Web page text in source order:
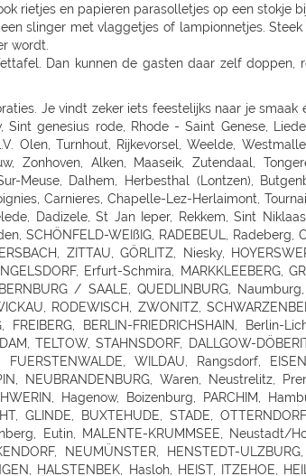
rietjes en papieren parasolletjes op een stokje
slinger met vlaggetjes of lampionnetjes.
wordt.
Dan kunnen de gasten daar zelf doppen,
UMSTADT, WIESBADEN-BIEBRICH, Wiesbaden, Ruesselsheim, IDSTEIN, DIEZ, Kelkheim, Frankfurt am Main, St. Ingbert, MERZIG-BALLERN, LANDSTUHL, Bad Duerkheim, GRÜNSTADT, KAISERSLAUTERN, MANNHEIM, HEIDELBERG, WIESLOCH, Weinheim, STUTTGART 40 (ZUFFENHAUSEN), STUTTGART (DEGERLOCH), FELLBACH, LEINFELDEN-ECHTERDING, SINDELFINGEN, HERRENBERG, LEONBERG, LEONBERG 1, Ditzingen, Weil der Stadt, RUTESHEIM, Winnenden, BACKNANG, Murrhardt, LUDWIGSBURG, VAIHINGEN-ENZ, MÖGLINGEN, TUBINGEN, Mössingen, NAGOLD, Altensteig, BALINGEN, HECHINGEN, SIGMARINGEN, METZINGEN, BAD URACH, REUTLINGEN, PFULLINGEN, GOEPPINGEN, KIRCHHEIM/TECK, KIRCHHEIM / TECK, GEISLINGEN, AALEN, ELLWANGEN, SCHWABISCH GMUEND, SCHWÄBISCH GMÜND, SCHORNDORF, ESSLINGEN, HEILBRONN, NECKARSULM, WEINSBERG, WIDDERN, BIETIGHEIM-BISSINGEN, BRACKENHEIM, LAUFFEN, HESSIGHEIM, Gaildorf, SCHWABISCH HALL, ÖHRINGEN, BUCHEN, Bad Rappenau, BRETTEN, PFORZHEIM, KARLSRUHE GRÖTZINGEN, SINZHEIM, BRUCHSAL, LANDAU, OFFENBURG, KEHL, Bühl, LAHR, SINGEN, HILZINGEN, KONSTANZ, INSEL MAINAU, ROTTWEIL, FREIBURG, BREISACH, Ehrenkirchen, EMMENDINGEN, RHEINFELDEN, SCHOPFHEIM, WEHR-BRENNET, BAD SÄCKINGEN, WALDSHUT-TIENGEN, Klettgau, Wutöschingen-Schwerzen, München, MUENCHEN, MÜNCHEN 60 (OBERMENZING), Muenchen-Daglfing, UNTERHACHING, GERMERING, BUCHENDORF-GAUTING, GAUTING, OLCHING-GEISELBULLACH, Planegg-Martinsried, FÜRSTENFELDBRUCK, STARNBERG, WEILHEIM, PENZBERG, PEISSENBERG, MURNAU, WOLFRATSHAUSEN, BRUCKMÜHL, RAUBLING-PFRAUNDORF, STEPHANSKIRCHEN, TRAUNSTEIN, TRAUNREUT, FREILASSING, PIDING, WASSERBURG, BAD TOLZ, MIESBACH, LANDSHUT, DINGOLFING, VILSBIBURG, ECHING/WEIXERAU, PFARRKIRCHEN, SIMBACH, Dorfen, WALDKRAIBURG, BURGHAUSEN, DACHAU, PFAFFENHOFEN, FREISING, Moosburg, ECHING, ERDING, HAAR, POING, PARSDORF, KIRCHSEEON, Brunnthal, UNTERFÖHRING, KRUMBACH, STADTBERGEN, MERING, AICHACH-ECKNACH, DOUNAUWORTH, NEUBURG, WERTINGEN, NÖRDLINGEN, BUCHLOE, SCHWABMÜNCHEN, Klosterlechfeld, LANDSBERG AM LECH, Dießen am Ammersee, SCHONGAU, KEMPTEN, IMMENSTADT, KAUFBEUREN, MARKTOBERDORF, FUSSEN, MAUERSTETTEN, MEMMINGEN, MINDELHEIM, FRIEDRICHSHAFEN, Lindau, RAVENSBURG, WANGEN, Wilhelmsdorf, Grünkraut, Leutkirch, BAD SAULGAU, BIBERACH, Pfullendorf, Überlingen, MARKDORF, LANGENAU-ALBECK, NEU-ULM, ILLERTISSEN, WEISSENHORN, GÜNZBURG, JETTINGEN-SCHEPPACH, DILLINGEN, EHINGEN, Munderkingen, NÜRNBERG, ECKENTAL, ROTHENBACH, SCHWARZENBRUCK, PUSCHENDORF, FÜRTH, ERLANGEN, SCHWABACH, Roth, GREDING, LAUF AN DER PEGNITZ, Hersbruck, HOHENSTADT/POMMELSB., PEGNITZ, FORCHHEIM, HOCHSTADT/AISCH, Hemhofen, BAD WINDSHEIM, DIESPECK, ANSBACH, ROTHENBURG, DINKELSBÜHL, NEUENDETTELSAU, GUNZENHAUSEN, WEISSENBURG, AMBERG, SULZBACH-